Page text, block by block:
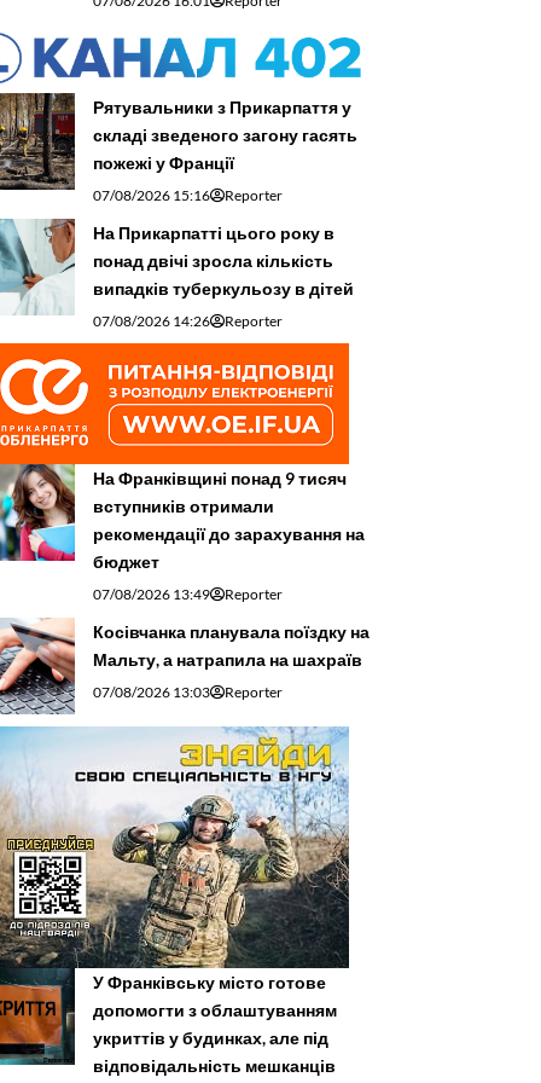
Рятувальники з Прикарпаття у
складі зведеного загону гасять
пожежі у Франції
07/08/2026 15:16 Reporter
На Прикарпатті цього року в
понад двічі зросла кількість
випадків туберкульозу в дітей
07/08/2026 14:26 Reporter
На Франківщині понад 9 тисяч
вступників отримали
рекомендації до зарахування на
бюджет
07/08/2026 13:49 Reporter
Косівчанка планувала поїздку на
Мальту, а натрапила на шахраїв
07/08/2026 13:03 Reporter
У Франківську місто готове
допомогти з облаштуванням
укриттів у будинках, але під
відповідальність мешканців